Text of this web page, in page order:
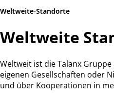
Weltweite-Standorte
Weltweite
Weltweit ist die Talanx
eigenen Gesellschaften oder
und über Kooperationen in